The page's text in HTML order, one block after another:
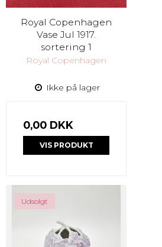
Royal Copenhagen
Vase Jul 1917.
sortering 1
Royal Copenhagen
Ikke på lager
0,00 DKK
VIS PRODUKT
Udsolgt